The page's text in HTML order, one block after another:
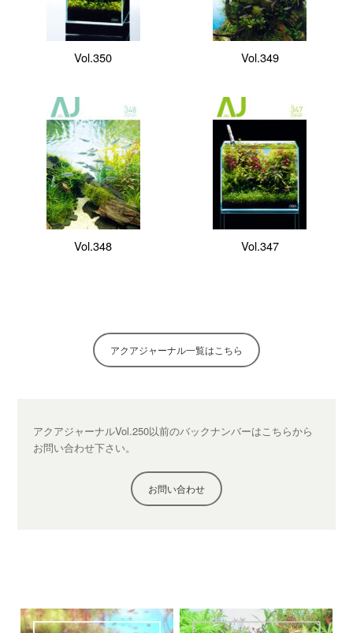
Vol.350 Vol.349
Vol.348 Vol.347
アクアジャーナル一覧はこちら
アクアジャーナルVol.250以前のバックナンバーはこちらから
お問い合わせ下さい。
お問い合わせ